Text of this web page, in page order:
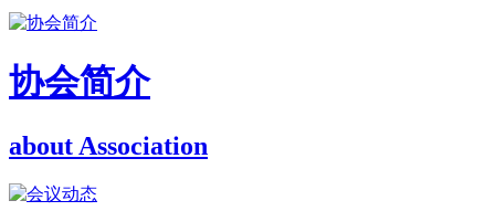
协会简介
about Association